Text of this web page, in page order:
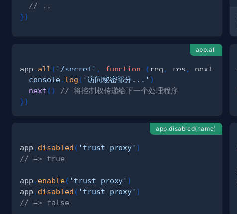
// ..
})
app.all
app . all ( '/secret' , function ( req , res , next)
console. log ( '访问秘密部分...' )
next ( )
// 将控制权传递给下一个处理程序
})
app.disabled(name)
app . disabled ( 'trust proxy' )
// => true
app . enable( 'trust proxy' )
app . disabled ( 'trust proxy' )
// => false